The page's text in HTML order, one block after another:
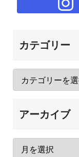
カテゴリー
アーカイブ